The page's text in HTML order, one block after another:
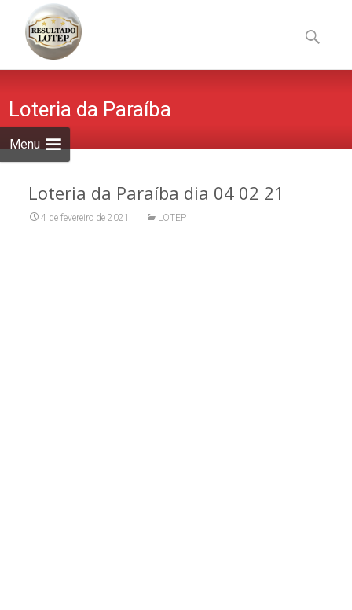
Menu
to
content
por:
Loteria da Paraíba
Loteria da Paraíba dia 04 02 21
4 de fevereiro de 2021 LOTEP